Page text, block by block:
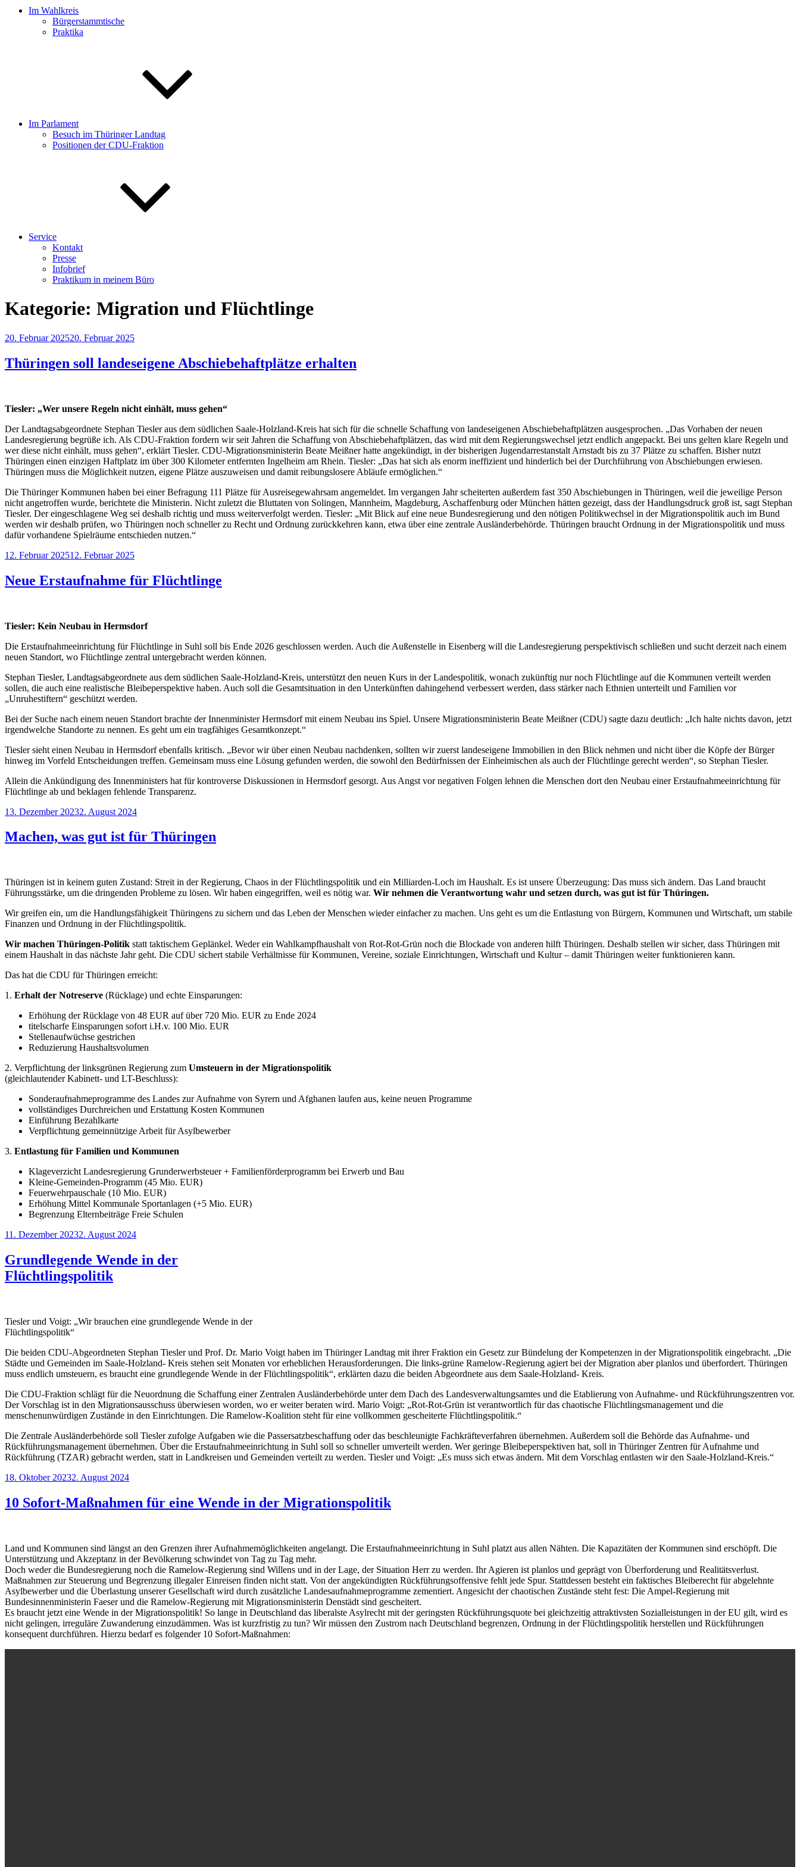
Im Wahlkreis
Bürgerstammtische
Praktika
Im Parlament
Besuch im Thüringer Landtag
Positionen der CDU-Fraktion
Service
Kontakt
Presse
Infobrief
Praktikum in meinem Büro
Kategorie: Migration und Flüchtlinge
Veröffentlicht
20. Februar 202520. Februar 2025
Thüringen soll landeseigene Abschiebehaftplätze erhalten
Tiesler: „Wer unsere Regeln nicht einhält, muss gehen“
Der Landtagsabgeordnete Stephan Tiesler aus dem südlichen Saale-Holzland-Kreis hat sich für die schnelle Schaffung von landeseigenen Abschiebehaftplätzen ausgesprochen. „Das Vorhaben der neuen
Landesregierung begrüße ich. Als CDU-Fraktion fordern wir seit Jahren die Schaffung von Abschiebehaftplätzen, das wird mit dem Regierungswechsel jetzt endlich angepackt. Bei uns gelten klare Regeln und
wer diese nicht einhält, muss gehen“, erklärt Tiesler. CDU-Migrationsministerin Beate Meißner hatte angekündigt, in der bisherigen Jugendarrestanstalt Arnstadt bis zu 37 Plätze zu schaffen. Bisher nutzt
Thüringen einen einzigen Haftplatz im über 300 Kilometer entfernten Ingelheim am Rhein. Tiesler: „Das hat sich als enorm ineffizient und hinderlich bei der Durchführung von Abschiebungen erwiesen.
Thüringen muss die Möglichkeit nutzen, eigene Plätze auszuweisen und damit reibungslosere Abläufe ermöglichen.“
Die Thüringer Kommunen haben bei einer Befragung 111 Plätze für Ausreisegewahrsam angemeldet. Im vergangen Jahr scheiterten außerdem fast 350 Abschiebungen in Thüringen, weil die jeweilige Person
nicht angetroffen wurde, berichtete die Ministerin. Nicht zuletzt die Bluttaten von Solingen, Mannheim, Magdeburg, Aschaffenburg oder München hätten gezeigt, dass der Handlungsdruck groß ist, sagt Stephan
Tiesler. Der eingeschlagene Weg sei deshalb richtig und muss weiterverfolgt werden. Tiesler: „Mit Blick auf eine neue Bundesregierung und den nötigen Politikwechsel in der Migrationspolitik auch im Bund
werden wir deshalb prüfen, wo Thüringen noch schneller zu Recht und Ordnung zurückkehren kann, etwa über eine zentrale Ausländerbehörde. Thüringen braucht Ordnung in der Migrationspolitik und muss
dafür vorhandene Spielräume entschieden nutzen.“
Veröffentlicht
12. Februar 202512. Februar 2025
Neue Erstaufnahme für Flüchtlinge
Tiesler: Kein Neubau in Hermsdorf
Die Erstaufnahmeeinrichtung für Flüchtlinge in Suhl soll bis Ende 2026 geschlossen werden. Auch die Außenstelle in Eisenberg will die Landesregierung perspektivisch schließen und sucht derzeit nach einem
neuen Standort, wo Flüchtlinge zentral untergebracht werden können.
Stephan Tiesler, Landtagsabgeordnete aus dem südlichen Saale-Holzland-Kreis, unterstützt den neuen Kurs in der Landespolitik, wonach zukünftig nur noch Flüchtlinge auf die Kommunen verteilt werden
sollen, die auch eine realistische Bleibeperspektive haben. Auch soll die Gesamtsituation in den Unterkünften dahingehend verbessert werden, dass stärker nach Ethnien unterteilt und Familien vor
„Unruhestiftern“ geschützt werden.
Bei der Suche nach einem neuen Standort brachte der Innenminister Hermsdorf mit einem Neubau ins Spiel. Unsere Migrationsministerin Beate Meißner (CDU) sagte dazu deutlich: „Ich halte nichts davon, jetzt
irgendwelche Standorte zu nennen. Es geht um ein tragfähiges Gesamtkonzept.“
Tiesler sieht einen Neubau in Hermsdorf ebenfalls kritisch. „Bevor wir über einen Neubau nachdenken, sollten wir zuerst landeseigene Immobilien in den Blick nehmen und nicht über die Köpfe der Bürger
hinweg im Vorfeld Entscheidungen treffen. Gemeinsam muss eine Lösung gefunden werden, die sowohl den Bedürfnissen der Einheimischen als auch der Flüchtlinge gerecht werden“, so Stephan Tiesler.
Allein die Ankündigung des Innenministers hat für kontroverse Diskussionen in Hermsdorf gesorgt. Aus Angst vor negativen Folgen lehnen die Menschen dort den Neubau einer Erstaufnahmeeinrichtung für
Flüchtlinge ab und beklagen fehlende Transparenz.
Veröffentlicht
13. Dezember 20232. August 2024
Machen, was gut ist für Thüringen
Thüringen ist in keinem guten Zustand: Streit in der Regierung, Chaos in der Flüchtlingspolitik und ein Milliarden-Loch im Haushalt. Es ist unsere Überzeugung: Das muss sich ändern. Das Land braucht
Führungsstärke, um die dringenden Probleme zu lösen. Wir haben eingegriffen, weil es nötig war. Wir nehmen die Verantwortung wahr und setzen durch, was gut ist für Thüringen.
Wir greifen ein, um die Handlungsfähigkeit Thüringens zu sichern und das Leben der Menschen wieder einfacher zu machen. Uns geht es um die Entlastung von Bürgern, Kommunen und Wirtschaft, um stabile
Finanzen und Ordnung in der Flüchtlingspolitik.
Wir machen Thüringen-Politik statt taktischem Geplänkel. Weder ein Wahlkampfhaushalt von Rot-Rot-Grün noch die Blockade von anderen hilft Thüringen. Deshalb stellen wir sicher, dass Thüringen mit
einem Haushalt in das nächste Jahr geht. Die CDU sichert stabile Verhältnisse für Kommunen, Vereine, soziale Einrichtungen, Wirtschaft und Kultur – damit Thüringen weiter funktionieren kann.
Das hat die CDU für Thüringen erreicht:
1. Erhalt der Notreserve (Rücklage) und echte Einsparungen:
Erhöhung der Rücklage von 48 EUR auf über 720 Mio. EUR zu Ende 2024
titelscharfe Einsparungen sofort i.H.v. 100 Mio. EUR
Stellenaufwüchse gestrichen
Reduzierung Haushaltsvolumen
2. Verpflichtung der linksgrünen Regierung zum Umsteuern in der Migrationspolitik
(gleichlautender Kabinett- und LT-Beschluss):
Sonderaufnahmeprogramme des Landes zur Aufnahme von Syrern und Afghanen laufen aus, keine neuen Programme
vollständiges Durchreichen und Erstattung Kosten Kommunen
Einführung Bezahlkarte
Verpflichtung gemeinnützige Arbeit für Asylbewerber
3. Entlastung für Familien und Kommunen
Klageverzicht Landesregierung Grunderwerbsteuer + Familienförderprogramm bei Erwerb und Bau
Kleine-Gemeinden-Programm (45 Mio. EUR)
Feuerwehrpauschale (10 Mio. EUR)
Erhöhung Mittel Kommunale Sportanlagen (+5 Mio. EUR)
Begrenzung Elternbeiträge Freie Schulen
Veröffentlicht
11. Dezember 20232. August 2024
Grundlegende Wende in der
Flüchtlingspolitik
Tiesler und Voigt: „Wir brauchen eine grundlegende Wende in der
Flüchtlingspolitik“
Die beiden CDU-Abgeordneten Stephan Tiesler und Prof. Dr. Mario Voigt haben im Thüringer Landtag mit ihrer Fraktion ein Gesetz zur Bündelung der Kompetenzen in der Migrationspolitik eingebracht. „Die
Städte und Gemeinden im Saale-Holzland- Kreis stehen seit Monaten vor erheblichen Herausforderungen. Die links-grüne Ramelow-Regierung agiert bei der Migration aber planlos und überfordert. Thüringen
muss endlich umsteuern, es braucht eine grundlegende Wende in der Flüchtlingspolitik“, erklärten dazu die beiden Abgeordnete aus dem Saale-Holzland- Kreis.
Die CDU-Fraktion schlägt für die Neuordnung die Schaffung einer Zentralen Ausländerbehörde unter dem Dach des Landesverwaltungsamtes und die Etablierung von Aufnahme- und Rückführungszentren vor.
Der Vorschlag ist in den Migrationsausschuss überwiesen worden, wo er weiter beraten wird. Mario Voigt: „Rot-Rot-Grün ist verantwortlich für das chaotische Flüchtlingsmanagement und die
menschenunwürdigen Zustände in den Einrichtungen. Die Ramelow-Koalition steht für eine vollkommen gescheiterte Flüchtlingspolitik.“
Die Zentrale Ausländerbehörde soll Tiesler zufolge Aufgaben wie die Passersatzbeschaffung oder das beschleunigte Fachkräfteverfahren übernehmen. Außerdem soll die Behörde das Aufnahme- und
Rückführungsmanagement übernehmen. Über die Erstaufnahmeeinrichtung in Suhl soll so schneller umverteilt werden. Wer geringe Bleibeperspektiven hat, soll in Thüringer Zentren für Aufnahme und
Rückführung (TZAR) gebracht werden, statt in Landkreisen und Gemeinden verteilt zu werden. Tiesler und Voigt: „Es muss sich etwas ändern. Mit dem Vorschlag entlasten wir den Saale-Holzland-Kreis.“
Veröffentlicht
18. Oktober 20232. August 2024
10 Sofort-Maßnahmen für eine Wende in der Migrationspolitik
Land und Kommunen sind längst an den Grenzen ihrer Aufnahmemöglichkeiten angelangt. Die Erstaufnahmeeinrichtung in Suhl platzt aus allen Nähten. Die Kapazitäten der Kommunen sind erschöpft. Die
Unterstützung und Akzeptanz in der Bevölkerung schwindet von Tag zu Tag mehr.
Doch weder die Bundesregierung noch die Ramelow-Regierung sind Willens und in der Lage, der Situation Herr zu werden. Ihr Agieren ist planlos und geprägt von Überforderung und Realitätsverlust.
Maßnahmen zur Steuerung und Begrenzung illegaler Einreisen finden nicht statt. Von der angekündigten Rückführungsoffensive fehlt jede Spur. Stattdessen besteht ein faktisches Bleiberecht für abgelehnte
Asylbewerber und die Überlastung unserer Gesellschaft wird durch zusätzliche Landesaufnahmeprogramme zementiert. Angesicht der chaotischen Zustände steht fest: Die Ampel-Regierung mit
Bundesinnenministerin Faeser und die Ramelow-Regierung mit Migrationsministerin Denstädt sind gescheitert.
Es braucht jetzt eine Wende in der Migrationspolitik! So lange in Deutschland das liberalste Asylrecht mit der geringsten Rückführungsquote bei gleichzeitig attraktivsten Sozialleistungen in der EU gilt, wird es
nicht gelingen, irreguläre Zuwanderung einzudämmen. Was ist kurzfristig zu tun? Wir müssen den Zustrom nach Deutschland begrenzen, Ordnung in der Flüchtlingspolitik herstellen und Rückführungen
konsequent durchführen. Hierzu bedarf es folgender 10 Sofort-Maßnahmen: